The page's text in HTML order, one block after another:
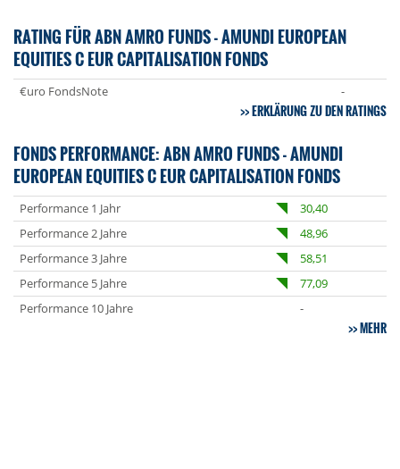
RATING FÜR ABN AMRO FUNDS - AMUNDI EUROPEAN
EQUITIES C EUR CAPITALISATION FONDS
€uro FondsNote -
ERKLÄRUNG ZU DEN RATINGS
FONDS PERFORMANCE: ABN AMRO FUNDS - AMUNDI
EUROPEAN EQUITIES C EUR CAPITALISATION FONDS
Performance 1 Jahr
30,40
Performance 2 Jahre
48,96
Performance 3 Jahre
58,51
Performance 5 Jahre
77,09
Performance 10 Jahre
-
MEHR